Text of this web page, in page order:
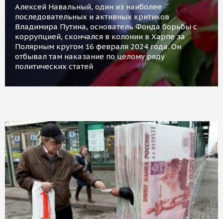
Алексей Навальный, один из наиболее
последовательных и активных критиков
Владимира Путина, основатель Фонда борьбы с
коррупцией, скончался в колонии в Харпе за
Полярным кругом 16 февраля 2024 года. Он
отбывал там наказание по целому ряду
политических статей